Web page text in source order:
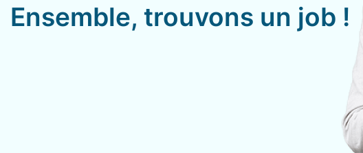
Ensemble, trouvons un job !